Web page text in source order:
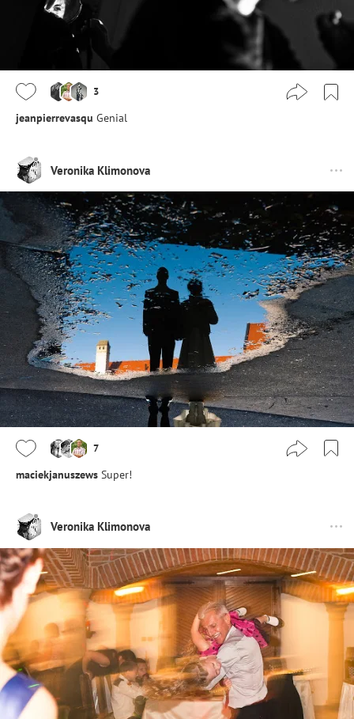
3
jeanpierrevasqu Genial
Veronika Klimonova
7
maciekjanuszews Super!
Veronika Klimonova